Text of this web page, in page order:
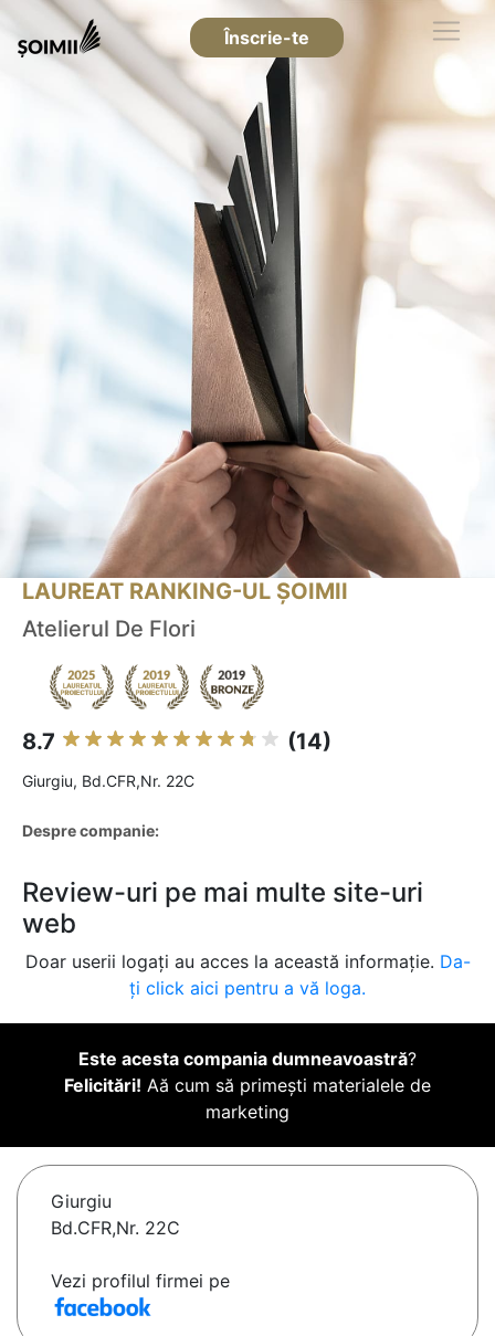
Înscrie-te
LAUREAT RANKING-UL ȘOIMII
Atelierul De Flori
8.7 (14)
Giurgiu, Bd.CFR,Nr. 22C
Despre companie:
Review-uri pe mai multe site-uri
web
Doar userii logați au acces la această informație. Da-
ți click aici pentru a vă loga.
Este acesta compania dumneavoastră?
Felicitări! Aă cum să primești materialele de
marketing
Giurgiu
Bd.CFR,Nr. 22C
Vezi profilul firmei pe